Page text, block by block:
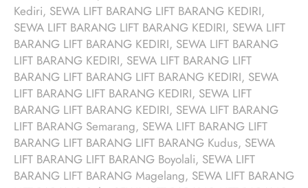
Kediri, SEWA LIFT BARANG LIFT BARANG KEDIRI,
SEWA LIFT BARANG LIFT BARANG KEDIRI, SEWA LIFT
BARANG LIFT BARANG KEDIRI, SEWA LIFT BARANG
LIFT BARANG KEDIRI, SEWA LIFT BARANG LIFT
BARANG LIFT BARANG LIFT BARANG KEDIRI, SEWA
LIFT BARANG LIFT BARANG KEDIRI, SEWA LIFT
BARANG LIFT BARANG KEDIRI, SEWA LIFT BARANG
LIFT BARANG Semarang, SEWA LIFT BARANG LIFT
BARANG LIFT BARANG LIFT BARANG Kudus, SEWA
LIFT BARANG LIFT BARANG Boyolali, SEWA LIFT
BARANG LIFT BARANG Magelang, SEWA LIFT BARANG